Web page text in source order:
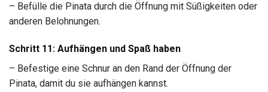
– Befülle die Pinata durch die Öffnung mit Süßigkeiten oder
anderen Belohnungen.
Schritt 11: Aufhängen und Spaß haben
– Befestige eine Schnur an den Rand der Öffnung der
Pinata, damit du sie aufhängen kannst.